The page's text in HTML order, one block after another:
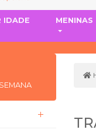
IDADE MENINAS